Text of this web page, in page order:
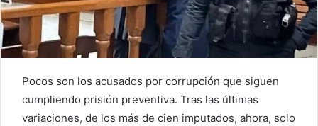
Pocos son los acusados por corrupción que siguen
cumpliendo prisión preventiva. Tras las últimas
variaciones, de los más de cien imputados, ahora, solo